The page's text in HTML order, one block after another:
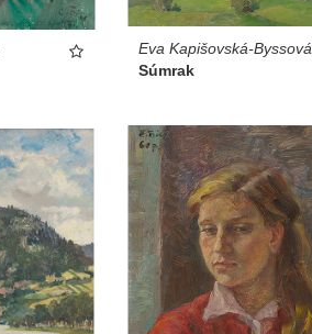
Eva Kapišovská-Byssová
Súmrak